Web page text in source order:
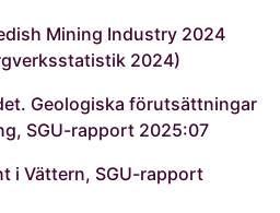
Mining Industry 2024
2024)
Geologiska förutsättningar
SGU-rapport 2025:07
i Vättern, SGU-rapport